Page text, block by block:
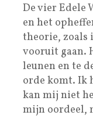
De vier Edele
en het
theorie, zoals
vooruit gaan.
leunen en te
orde komt. Ik
kan mij niet
mijn oordeel,